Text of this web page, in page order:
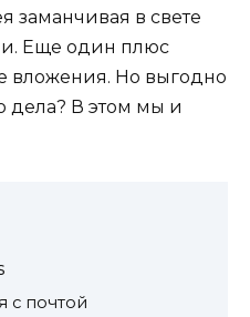
заманчивая в свете
Еще один плюс
вложения. Но выгодно
дела? В этом мы и
с почтой